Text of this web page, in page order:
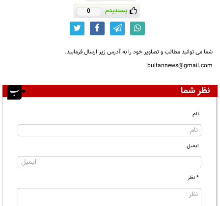
پسندیدم 0
شما می توانید مطالب و تصاویر خود را به آدرس زیر ارسال فرمایید.
bultannews@gmail.com
نظر شما
نام
ایمیل
* نظر